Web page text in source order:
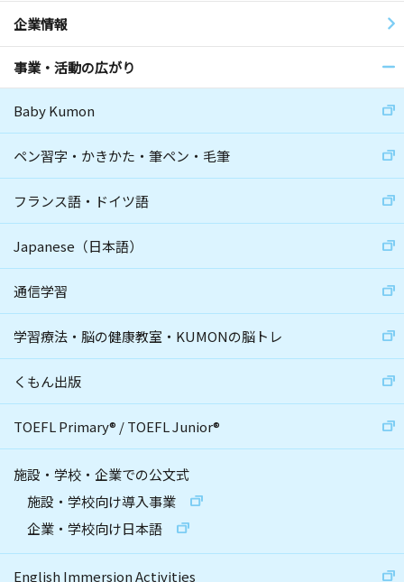
企業情報
事業・活動の広がり
Baby Kumon
ペン習字・かきかた・筆ペン・毛筆
フランス語・ドイツ語
Japanese（日本語）
通信学習
学習療法・脳の健康教室・KUMONの脳トレ
くもん出版
TOEFL Primary® /TOEFL Junior®
施設・学校・企業での公文式
施設・学校向け導入事業
企業・学校向け日本語
English Immersion Activities